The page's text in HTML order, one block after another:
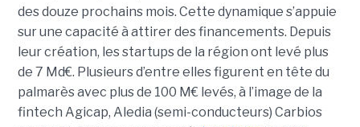
des douze prochains mois. Cette dynamique s’appuie
sur une capacité à attirer des financements. Depuis
leur création, les startups de la région ont levé plus
de 7 Md€. Plusieurs d’entre elles figurent en tête du
palmarès avec plus de 100 M€ levés, à l’image de la
fintech Agicap, Aledia (semi-conducteurs) Carbios